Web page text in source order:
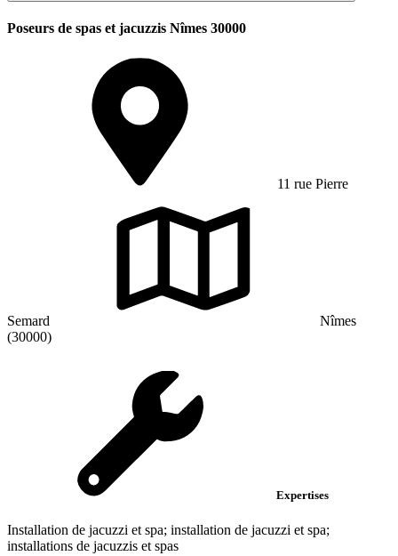
Poseurs de spas et jacuzzis Nîmes 30000
11 rue Pierre
Semard
Nîmes
(30000)
Expertises
Installation de jacuzzi et spa; installation de jacuzzi et spa;
installations de jacuzzis et spas